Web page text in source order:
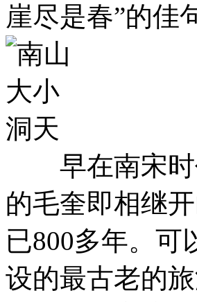
崖尽是春”的佳
早在南宋时
的毛奎即相继
已800多年。可
设的最古老的